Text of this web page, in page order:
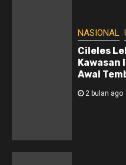
NASIONAL
Cileles
Awal
2 bulan ago